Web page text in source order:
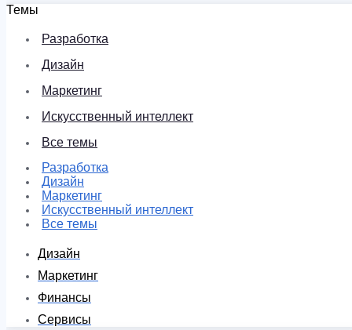
Темы
Разработка
Дизайн
Маркетинг
Искусственный интеллект
Все темы
Разработка
Дизайн
Маркетинг
Искусственный интеллект
Все темы
Дизайн
Маркетинг
Финансы
Сервисы